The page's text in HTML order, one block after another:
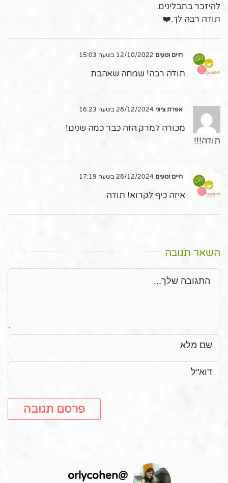
להיזכר בתבלינים.
תודה רבה לך.❤️
חיים וטעים
תודה רבה! שמחה שאהבת
אפרת ציוני
מכורה למרק הזה כבר כמה שנים!
תודה!!!
חיים וטעים
איזה כיף לקרוא! תודה
השאר תגובה
תגובה
@
orlycohen